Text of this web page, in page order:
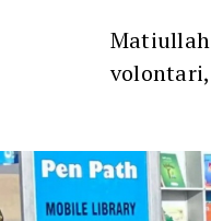
Matiullah
volontari,